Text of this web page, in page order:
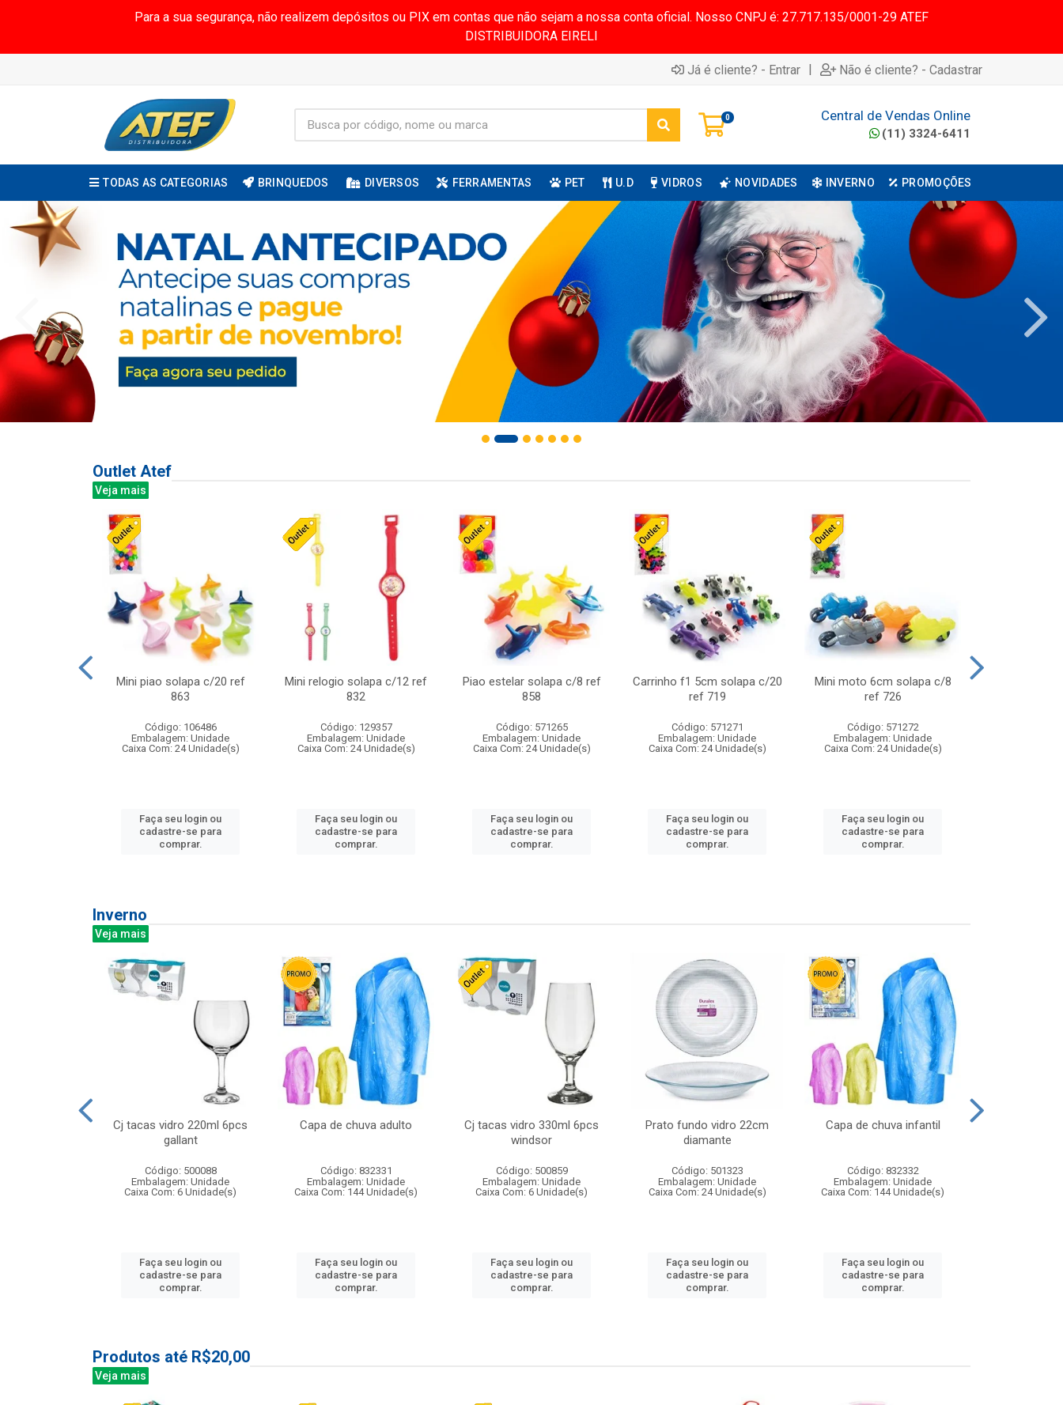
Para a sua segurança, não realizem depósitos ou PIX em contas que não sejam a nossa conta oficial. Nosso CNPJ é: 27.717.135/0001-29 ATEF
DISTRIBUIDORA EIRELI
Já é cliente? - Entrar | Não é cliente? - Cadastrar
0 Central de Vendas Online
(11) 3324-6411
TODAS AS CATEGORIAS BRINQUEDOS DIVERSOS FERRAMENTAS PET U.D VIDROS NOVIDADES INVERNO PROMOÇÕES
Outlet Atef
Veja mais
Mini piao solapa c/20 ref
863
Código: 106486
Embalagem: Unidade
Caixa Com: 24 Unidade(s)
Faça seu login ou
cadastre-se para
comprar.
Mini relogio solapa c/12 ref
832
Código: 129357
Embalagem: Unidade
Caixa Com: 24 Unidade(s)
Faça seu login ou
cadastre-se para
comprar.
Piao estelar solapa c/8 ref
858
Código: 571265
Embalagem: Unidade
Caixa Com: 24 Unidade(s)
Faça seu login ou
cadastre-se para
comprar.
Carrinho f1 5cm solapa c/20
ref 719
Código: 571271
Embalagem: Unidade
Caixa Com: 24 Unidade(s)
Faça seu login ou
cadastre-se para
comprar.
Mini moto 6cm solapa c/8
ref 726
Código: 571272
Embalagem: Unidade
Caixa Com: 24 Unidade(s)
Faça seu login ou
cadastre-se para
comprar.
Inverno
Veja mais
Cj tacas vidro 220ml 6pcs
gallant
Código: 500088
Embalagem: Unidade
Caixa Com: 6 Unidade(s)
Faça seu login ou
cadastre-se para
comprar.
Capa de chuva adulto
Código: 832331
Embalagem: Unidade
Caixa Com: 144 Unidade(s)
Faça seu login ou
cadastre-se para
comprar.
Cj tacas vidro 330ml 6pcs
windsor
Código: 500859
Embalagem: Unidade
Caixa Com: 6 Unidade(s)
Faça seu login ou
cadastre-se para
comprar.
Prato fundo vidro 22cm
diamante
Código: 501323
Embalagem: Unidade
Caixa Com: 24 Unidade(s)
Faça seu login ou
cadastre-se para
comprar.
Capa de chuva infantil
Código: 832332
Embalagem: Unidade
Caixa Com: 144 Unidade(s)
Faça seu login ou
cadastre-se para
comprar.
Produtos até R$20,00
Veja mais